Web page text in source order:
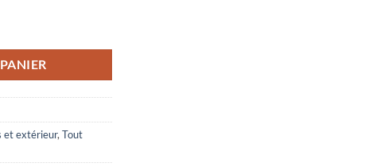
et extérieur, Tout